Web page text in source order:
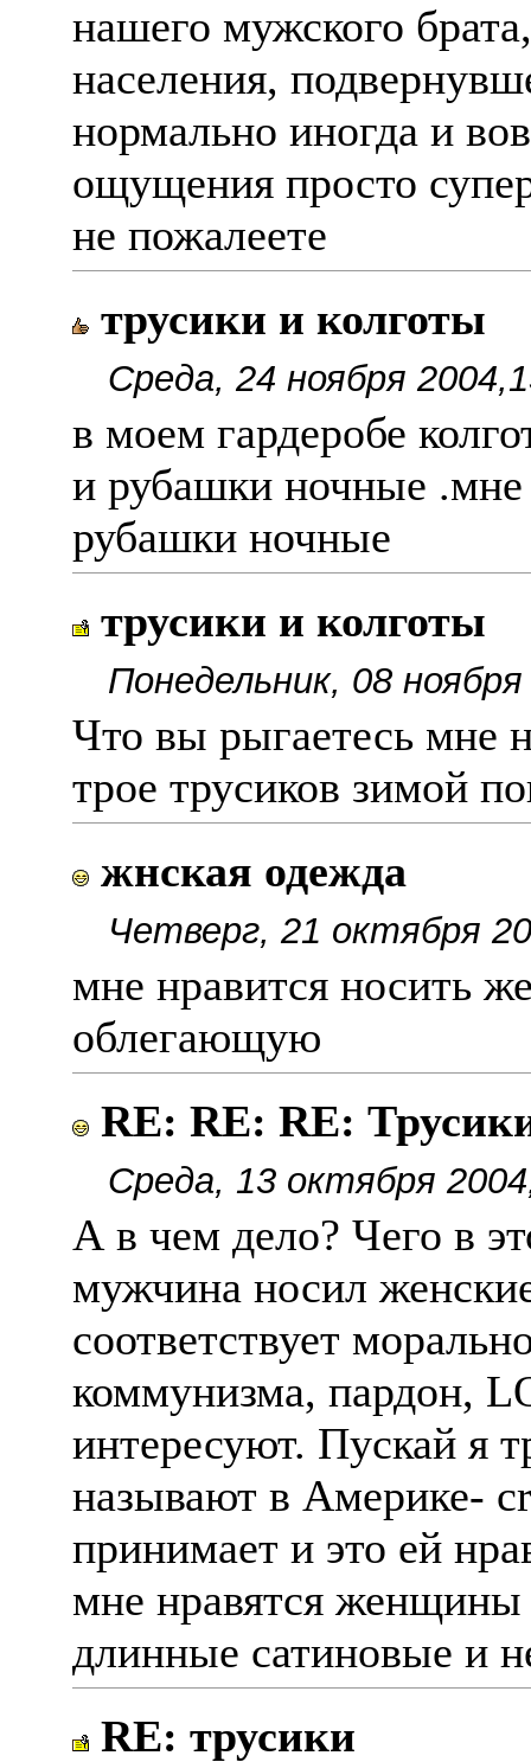
нашего мужского
населения,
нормально иногда и
ощущения просто
не пожалеете
трусики и колготы
Среда, 24 ноября
в моем гардеробе
и рубашки ночные .мне
рубашки ночные
трусики и колготы
Понедельник, 08
Что вы рыгаетесь мне
трое трусиков зимой
жнская одежда
Четверг, 21 октября
мне нравится носить
облегающую
RE: RE: RE:
Среда, 13 октября
А в чем дело? Чего в
мужчина носил
соответствует
коммунизма, пардон,
интересуют. Пускай я
называют в Америке-
принимает и это ей
мне нравятся
длинные сатиновые и
RE: трусики